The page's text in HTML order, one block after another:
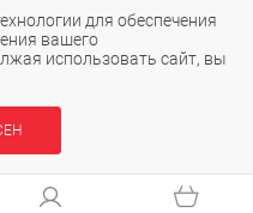
для обеспечения
вашего
использовать сайт, вы